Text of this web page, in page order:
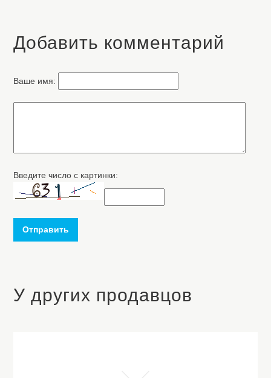
Добавить комментарий
Ваше имя:
Введите число с картинки:
Отправить
У других продавцов